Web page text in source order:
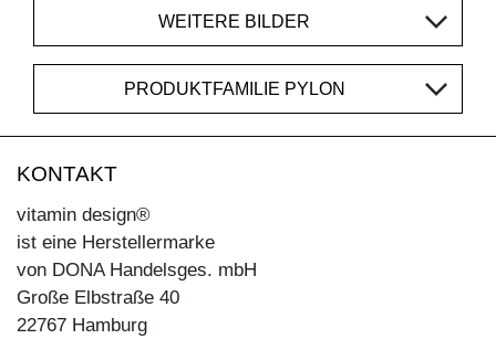
WEITERE BILDER
PRODUKTFAMILIE PYLON
KONTAKT
vitamin design®
ist eine Herstellermarke
von DONA Handelsges. mbH
Große Elbstraße 40
22767 Hamburg